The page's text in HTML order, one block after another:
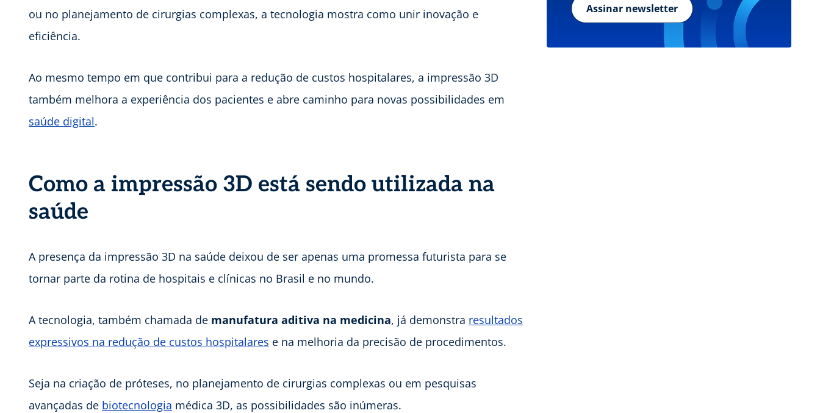
ou no planejamento de cirurgias complexas, a tecnologia mostra como unir inovação e
eficiência.
Ao mesmo tempo em que contribui para a redução de custos hospitalares, a impressão 3D
também melhora a experiência dos pacientes e abre caminho para novas possibilidades em
saúde digital.
Como a impressão 3D está sendo utilizada na
saúde
A presença da impressão 3D na saúde deixou de ser apenas uma promessa futurista para se
tornar parte da rotina de hospitais e clínicas no Brasil e no mundo.
A tecnologia, também chamada de manufatura aditiva na medicina, já demonstra resultados
expressivos na redução de custos hospitalares e na melhoria da precisão de procedimentos.
Seja na criação de próteses, no planejamento de cirurgias complexas ou em pesquisas
avançadas de biotecnologia médica 3D, as possibilidades são inúmeras.
Assinar newsletter